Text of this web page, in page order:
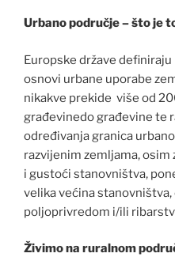
Urbano područje – što je
Europske države
osnovi urbane uporabe
nikakve prekide više od
građevinedo građevine te
određivanja granica
razvijenim zemljama,
i gustoći stanovništva,
velika većina stanovništva,
poljoprivredom i/ili
Živimo na ruralnom